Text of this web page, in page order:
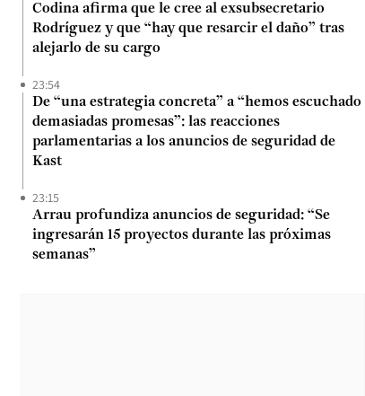
Codina afirma que le cree al exsubsecretario
Rodríguez y que “hay que resarcir el daño” tras
alejarlo de su cargo
23:54
De “una estrategia concreta” a “hemos escuchado
demasiadas promesas”: las reacciones
parlamentarias a los anuncios de seguridad de
Kast
23:15
Arrau profundiza anuncios de seguridad: “Se
ingresarán 15 proyectos durante las próximas
semanas”